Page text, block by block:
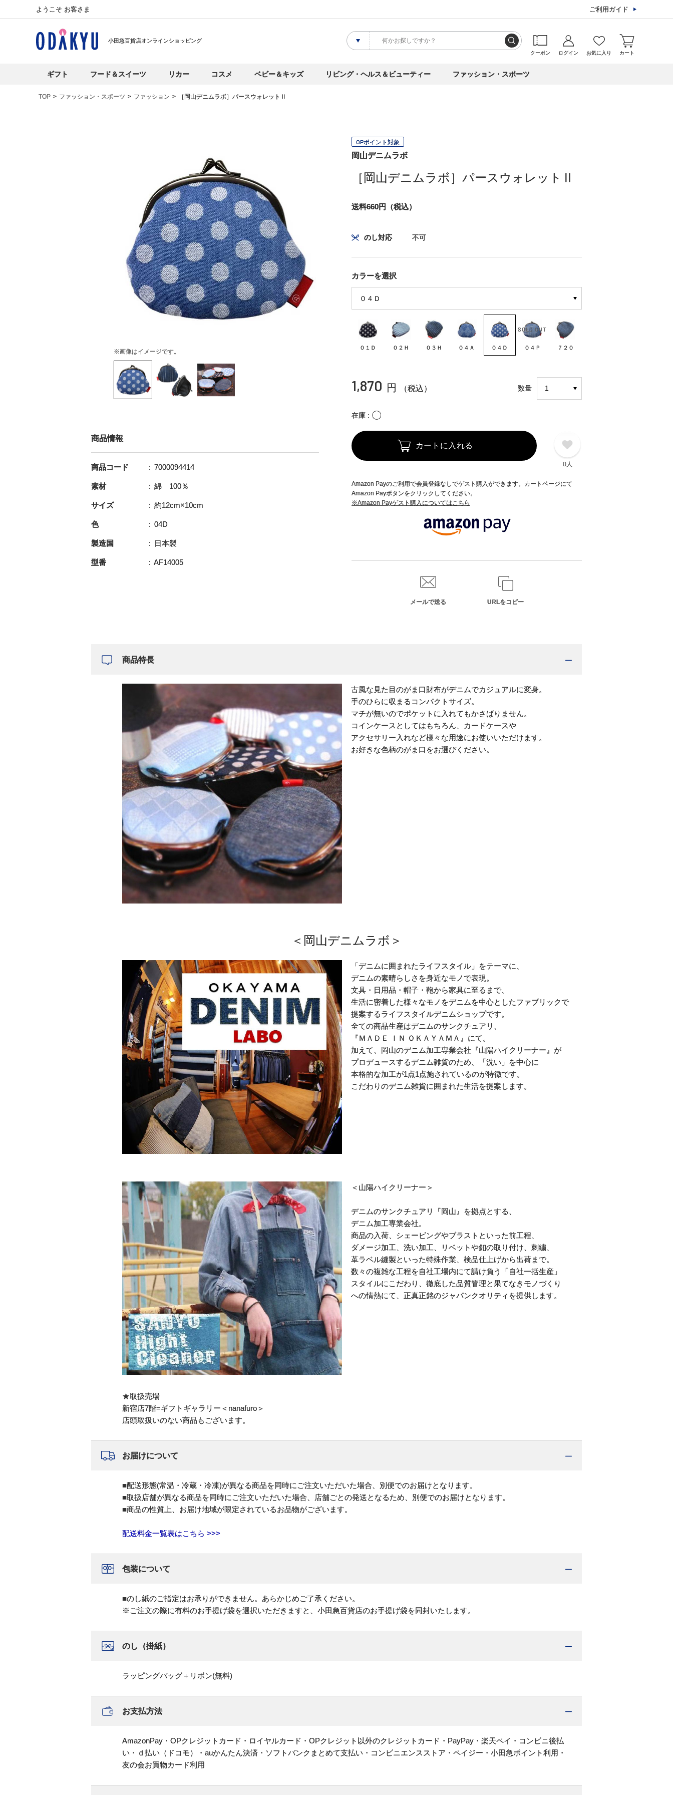
ようこそ お客さま ご利用ガイド
小田急百貨店オンラインショッピング
クーポン ログイン お気に入り カート
ギフト フード＆スイーツ リカー コスメ ベビー＆キッズ リビング・ヘルス＆ビューティー ファッション・スポーツ
TOP ファッション・スポーツ ファッション ［岡山デニムラボ］パースウォレットⅡ
※画像はイメージです。
OPポイント対象
岡山デニムラボ
［岡山デニムラボ］パースウォレットⅡ
送料660円（税込）
のし対応 不可
カラーを選択
０１Ｄ ０２Ｈ ０３Ｈ ０４Ａ ０４Ｄ ０４Ｐ ７２０
1,870 円 （税込） 数量
在庫 〇
カートに入れる
0人
Amazon Payのご利用で会員登録なしでゲスト購入ができます。カートページにて
Amazon Payボタンをクリックしてください。
※Amazon Payゲスト購入についてはこちら
メールで送る URLをコピー
商品情報
商品コード 7000094414
素材 綿 100％
サイズ 約12cm×10cm
色 04D
製造国 日本製
型番 AF14005
商品特長
古風な見た目のがま口財布がデニムでカジュアルに変身。
手のひらに収まるコンパクトサイズ。
マチが無いのでポケットに入れてもかさばりません。
コインケースとしてはもちろん、カードケースや
アクセサリー入れなど様々な用途にお使いいただけます。
お好きな色柄のがま口をお選びください。
＜岡山デニムラボ＞
「デニムに囲まれたライフスタイル」をテーマに、
デニムの素晴らしさを身近なモノで表現。
文具・日用品・帽子・鞄から家具に至るまで、
生活に密着した様々なモノをデニムを中心としたファブリックで
提案するライフスタイルデニムショップです。
全ての商品生産はデニムのサンクチュアリ、
『ＭＡＤＥ ＩＮ ＯＫＡＹＡＭＡ』にて。
加えて、岡山のデニム加工専業会社『山陽ハイクリーナー』が
プロデュースするデニム雑貨のため、「洗い」を中心に
本格的な加工が1点1点施されているのが特徴です。
こだわりのデニム雑貨に囲まれた生活を提案します。
＜山陽ハイクリーナー＞
デニムのサンクチュアリ『岡山』を拠点とする、
デニム加工専業会社。
商品の入荷、シェービングやブラストといった前工程、
ダメージ加工、洗い加工、リベットや釦の取り付け、刺繍、
革ラベル縫製といった特殊作業、検品仕上げから出荷まで。
数々の複雑な工程を自社工場内にて請け負う「自社一括生産」
スタイルにこだわり、徹底した品質管理と果てなきモノづくり
への情熱にて、正真正銘のジャパンクオリティを提供します。
★取扱売場
新宿店7階=ギフトギャラリー＜nanafuro＞
店頭取扱いのない商品もございます。
お届けについて
■配送形態(常温・冷蔵・冷凍)が異なる商品を同時にご注文いただいた場合、別便でのお届けとなります。
■取扱店舗が異なる商品を同時にご注文いただいた場合、店舗ごとの発送となるため、別便でのお届けとなります。
■商品の性質上、お届け地域が限定されているお品物がございます。
配送料金一覧表はこちら >>>
包装について
■のし紙のご指定はお承りができません。あらかじめご了承ください。
※ご注文の際に有料のお手提げ袋を選択いただきますと、小田急百貨店のお手提げ袋を同封いたします。
のし（掛紙）
ラッピングバッグ＋リボン(無料)
お支払方法
AmazonPay・OPクレジットカード・ロイヤルカード・OPクレジット以外のクレジットカード・PayPay・楽天ペイ・コンビニ後払
い・ｄ払い（ドコモ）・auかんたん決済・ソフトバンクまとめて支払い・コンビニエンスストア・ペイジー・小田急ポイント利用・
友の会お買物カード利用